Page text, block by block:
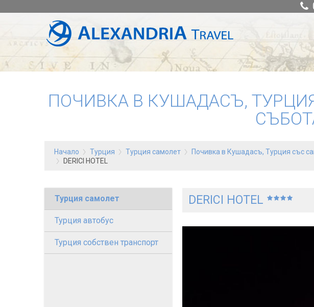
ПОЧИВКА В КУШАДАСЪ,
Начало Турция Турция самолет
Почивка в Кушадасъ, Турция със
DERICI HOTEL
Турция самолет
Турция автобус
Турция собствен транспорт
DERICI HOTEL